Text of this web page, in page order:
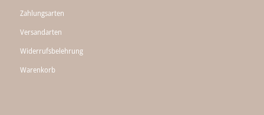
Zahlungsarten
Versandarten
Widerrufsbelehrung
Warenkorb